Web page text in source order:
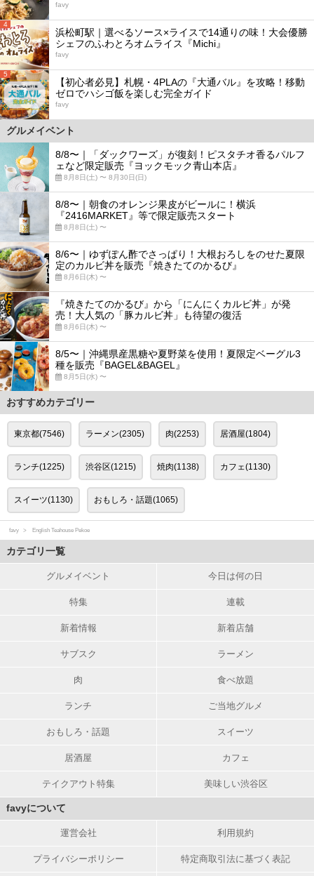
favy
4
浜松町駅｜選べるソース×ライスで14通りの味！大会優勝
シェフのふわとろオムライス『Michi』
favy
5
【初心者必見】札幌・4PLAの『大通バル』を攻略！移動
ゼロでハシゴ飯を楽しむ完全ガイド
favy
グルメイベント
8/8〜｜「ダックワーズ」が復刻！ピスタチオ香るパルフ
ェなど限定販売『ヨックモック青山本店』
8月8日(土) 〜 8月30日(日)
8/8〜｜朝食のオレンジ果皮がビールに！横浜
『2416MARKET』等で限定販売スタート
8月8日(土) 〜
8/6〜｜ゆずぽん酢でさっぱり！大根おろしをのせた夏限
定のカルビ丼を販売『焼きたてのかるび』
8月6日(木) 〜
『焼きたてのかるび』から「にんにくカルビ丼」が発
売！大人気の「豚カルビ丼」も待望の復活
8月6日(木) 〜
8/5〜｜沖縄県産黒糖や夏野菜を使用！夏限定ベーグル3
種を販売『BAGEL&BAGEL』
8月5日(水) 〜
おすすめカテゴリー
東京都(7546) ラーメン(2305) 肉(2253) 居酒屋(1804)
ランチ(1225) 渋谷区(1215) 焼肉(1138) カフェ(1130)
スイーツ(1130) おもしろ・話題(1065)
favy English Teahouse Pekoe
カテゴリ一覧
グルメイベント 今日は何の日
特集 連載
新着情報 新着店舗
サブスク ラーメン
肉 食べ放題
ランチ ご当地グルメ
おもしろ・話題 スイーツ
居酒屋 カフェ
テイクアウト特集 美味しい渋谷区
favyについて
運営会社 利用規約
プライバシーポリシー 特定商取引法に基づく表記